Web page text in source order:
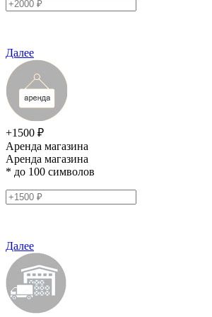
Далее
+1500 ₽
Аренда магазина
Аренда магазина
* до 100 символов
Далее